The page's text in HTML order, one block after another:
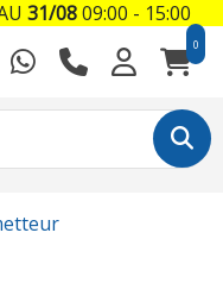
0
31/0809:00 - 15:00